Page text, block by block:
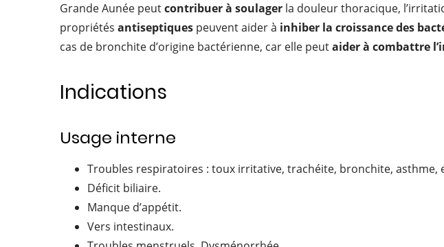
Grande Aunée peutcontribuer à soulager la douleur thoracique,
propriétés antiseptiques peuvent aider à inhiber la croissance des
cas de bronchite d’origine bactérienne, car elle peutaider à combattre
Indications
Usage interne
Troubles respiratoires : toux irritative, trachéite, bronchite, asthme,
Déficit biliaire.
Manque d’appétit.
Vers intestinaux.